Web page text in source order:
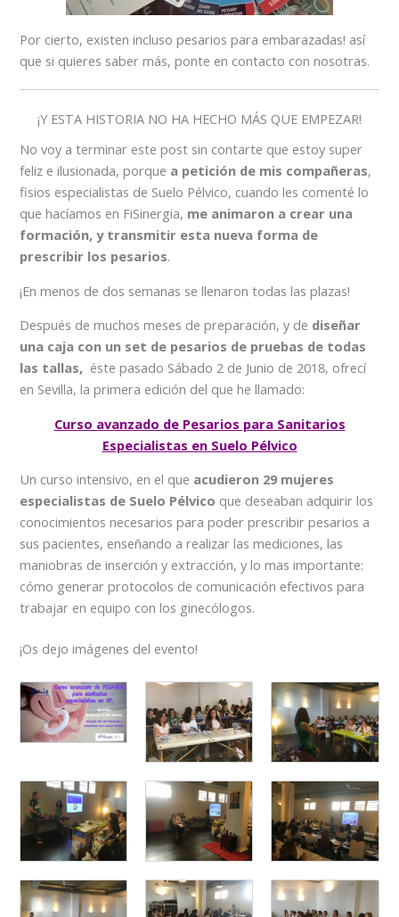
Por cierto, existen incluso pesarios para embarazadas! así
que si quieres saber más, ponte en contacto con nosotras.
¡Y ESTA HISTORIA NO HA HECHO MÁS QUE EMPEZAR!
No voy a terminar este post sin contarte que estoy super
feliz e ilusionada, porque a petición de mis compañeras,
fisios especialistas de Suelo Pélvico, cuando les comenté lo
que hacíamos en FiSinergia, me animaron a crear una
formación, y transmitir esta nueva forma de
prescribir los pesarios.
¡En menos de dos semanas se llenaron todas las plazas!
Después de muchos meses de preparación, y de diseñar
una caja con un set de pesarios de pruebas de todas
las tallas, éste pasado Sábado 2 de Junio de 2018, ofrecí
en Sevilla, la primera edición del que he llamado:
Curso avanzado de Pesarios para Sanitarios
Especialistas en Suelo Pélvico
Un curso intensivo, en el que acudieron 29 mujeres
especialistas de Suelo Pélvico que deseaban adquirir los
conocimientos necesarios para poder prescribir pesarios a
sus pacientes, enseñando a realizar las mediciones, las
maniobras de inserción y extracción, y lo mas importante:
cómo generar protocolos de comunicación efectivos para
trabajar en equipo con los ginecólogos.
¡Os dejo imágenes del evento!